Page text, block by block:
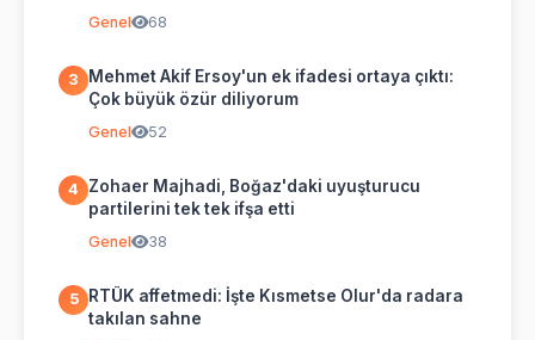
Genel 68
3
Mehmet Akif Ersoy'un ek ifadesi ortaya çıktı:
Çok büyük özür diliyorum
Genel 52
4
Zohaer Majhadi, Boğaz'daki uyuşturucu
partilerini tek tek ifşa etti
Genel 38
5
RTÜK affetmedi: İşte Kısmetse Olur'da radara
takılan sahne